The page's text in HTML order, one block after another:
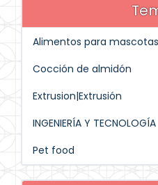
Alimentos para mascotas
Cocción de almidón
Extrusion|Extrusión
INGENIERÍA Y TECNOLOGÍA
Pet food